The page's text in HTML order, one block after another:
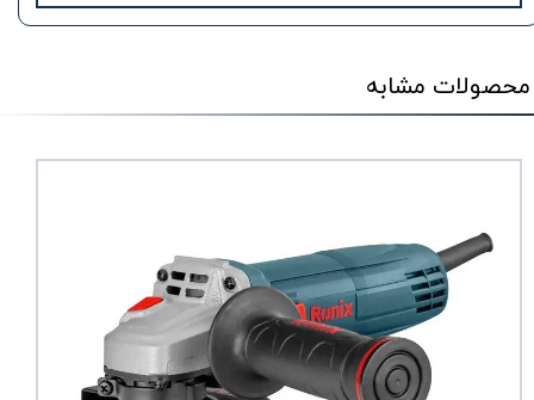
محصولات مشابه